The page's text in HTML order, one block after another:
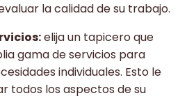
la calidad de su trabajo.
elija un tapicero que
gama de servicios para
individuales. Esto le
todos los aspectos de su